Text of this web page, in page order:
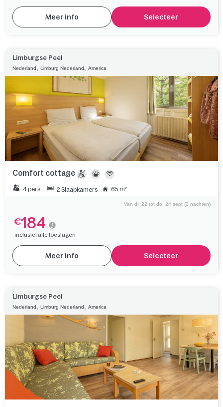
Meer info Selecteer
Limburgse Peel
Nederland, Limburg Nederland, America
Comfort cottage
4 pers. 2 Slaapkamers 65 m²
Van di. 22 tot do. 24 sept (2 nachten)
€184
inclusief alle toeslagen
Meer info Selecteer
Limburgse Peel
Nederland, Limburg Nederland, America